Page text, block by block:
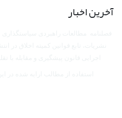
آخرین اخبار